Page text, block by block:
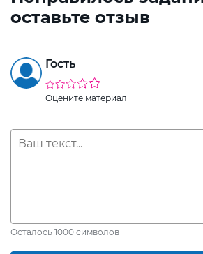
оставьте отзыв
Гость
Оцените материал
Осталось 1000 символов